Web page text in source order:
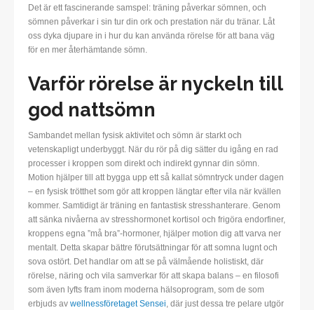
Det är ett fascinerande samspel: träning påverkar sömnen, och
sömnen påverkar i sin tur din ork och prestation när du tränar. Låt
oss dyka djupare in i hur du kan använda rörelse för att bana väg
för en mer återhämtande sömn.
Varför rörelse är nyckeln till
god nattsömn
Sambandet mellan fysisk aktivitet och sömn är starkt och
vetenskapligt underbyggt. När du rör på dig sätter du igång en rad
processer i kroppen som direkt och indirekt gynnar din sömn.
Motion hjälper till att bygga upp ett så kallat sömntryck under dagen
– en fysisk trötthet som gör att kroppen längtar efter vila när kvällen
kommer. Samtidigt är träning en fantastisk stresshanterare. Genom
att sänka nivåerna av stresshormonet kortisol och frigöra endorfiner,
kroppens egna ”må bra”-hormoner, hjälper motion dig att varva ner
mentalt. Detta skapar bättre förutsättningar för att somna lugnt och
sova ostört. Det handlar om att se på välmående holistiskt, där
rörelse, näring och vila samverkar för att skapa balans – en filosofi
som även lyfts fram inom moderna hälsoprogram, som de som
erbjuds av wellnessföretaget Sensei, där just dessa tre pelare utgör